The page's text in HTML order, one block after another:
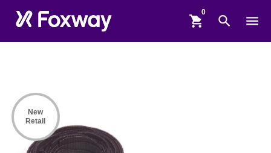
shopping_cart search menu
New
Retail